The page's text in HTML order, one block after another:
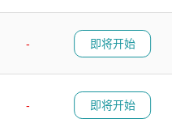
-
即将开始
-
即将开始